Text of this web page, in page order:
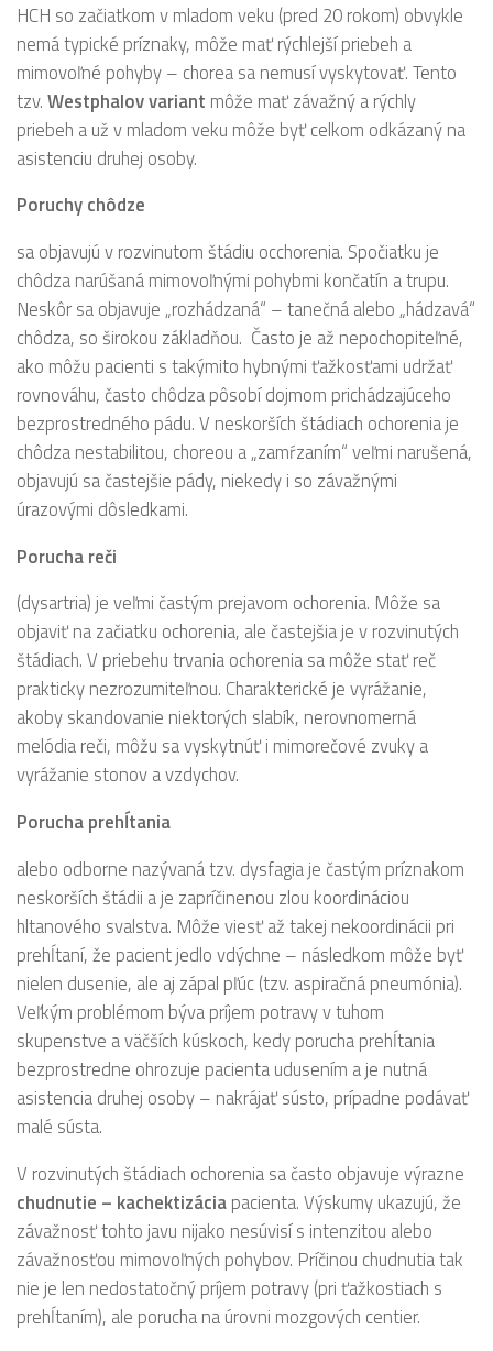
HCH so začiatkom v mladom veku (pred 20 rokom) obvykle
nemá typické príznaky, môže mať rýchlejší priebeh a
mimovoľné pohyby – chorea sa nemusí vyskytovať. Tento
tzv. Westphalov variant môže mať závažný a rýchly
priebeh a už v mladom veku môže byť celkom odkázaný na
asistenciu druhej osoby.
Poruchy chôdze
sa objavujú v rozvinutom štádiu occhorenia. Spočiatku je
chôdza narúšaná mimovoľnými pohybmi končatín a trupu.
Neskôr sa objavuje „rozhádzaná“ – tanečná alebo „hádzavá“
chôdza, so širokou základňou. Často je až nepochopiteľné,
ako môžu pacienti s takýmito hybnými ťažkosťami udržať
rovnováhu, často chôdza pôsobí dojmom prichádzajúceho
bezprostredného pádu. V neskorších štádiach ochorenia je
chôdza nestabilitou, choreou a „zamŕzaním“ veľmi narušená,
objavujú sa častejšie pády, niekedy i so závažnými
úrazovými dôsledkami.
Porucha reči
(dysartria) je veľmi častým prejavom ochorenia. Môže sa
objaviť na začiatku ochorenia, ale častejšia je v rozvinutých
štádiach. V priebehu trvania ochorenia sa môže stať reč
prakticky nezrozumiteľnou. Charakterické je vyrážanie,
akoby skandovanie niektorých slabík, nerovnomerná
melódia reči, môžu sa vyskytnúť i mimorečové zvuky a
vyrážanie stonov a vzdychov.
Porucha prehĺtania
alebo odborne nazývaná tzv. dysfagia je častým príznakom
neskorších štádii a je zapríčinenou zlou koordináciou
hltanového svalstva. Môže viesť až takej nekoordinácii pri
prehĺtaní, že pacient jedlo vdýchne – následkom môže byť
nielen dusenie, ale aj zápal pľúc (tzv. aspiračná pneumónia).
Veľkým problémom býva príjem potravy v tuhom
skupenstve a väčších kúskoch, kedy porucha prehĺtania
bezprostredne ohrozuje pacienta udusením a je nutná
asistencia druhej osoby – nakrájať sústo, prípadne podávať
malé sústa.
V rozvinutých štádiach ochorenia sa často objavuje výrazne
chudnutie – kachektizácia pacienta. Výskumy ukazujú, že
závažnosť tohto javu nijako nesúvisí s intenzitou alebo
závažnosťou mimovoľných pohybov. Príčinou chudnutia tak
nie je len nedostatočný príjem potravy (pri ťažkostiach s
prehĺtaním), ale porucha na úrovni mozgových centier.